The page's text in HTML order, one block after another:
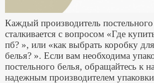
Каждый производитель
сталкивается с вопросом «Где
пб? », или «как выбрать коробку
белья? ». Если вам необходима
постельного белья, обращайтесь к
надежным производителем